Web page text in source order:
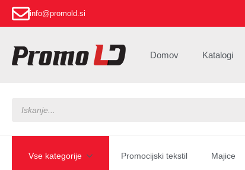
info@promold.si
Domov Katalogi
search
Vse kategorije Promocijski tekstil Majice